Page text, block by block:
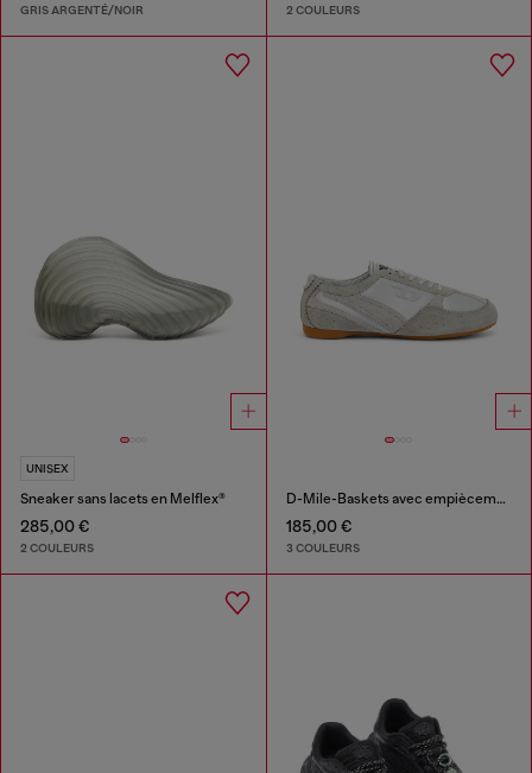
GRIS ARGENTÉ/NOIR 2 COULEURS
UNISEX
Sneaker sans lacets en Melflex®
285,00 €
2 COULEURS
D-Mile-Baskets avec empiècements en suède
185,00 €
3 COULEURS